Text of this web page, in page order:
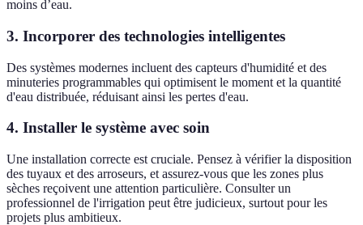
moins d’eau.
3. Incorporer des technologies intelligentes
Des systèmes modernes incluent des capteurs d'humidité et des
minuteries programmables qui optimisent le moment et la quantité
d'eau distribuée, réduisant ainsi les pertes d'eau.
4. Installer le système avec soin
Une installation correcte est cruciale. Pensez à vérifier la disposition
des tuyaux et des arroseurs, et assurez-vous que les zones plus
sèches reçoivent une attention particulière. Consulter un
professionnel de l'irrigation peut être judicieux, surtout pour les
projets plus ambitieux.